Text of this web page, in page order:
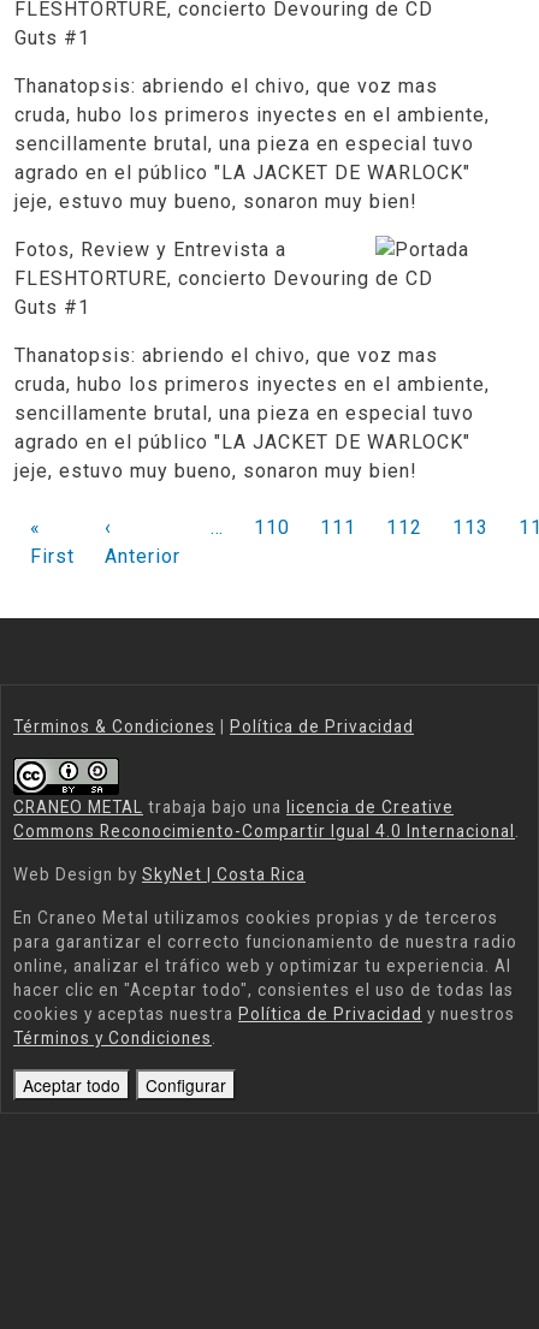
FLESHTORTURE, concierto Devouring
Guts #1
Thanatopsis: abriendo el chivo, que voz mas
cruda, hubo los primeros inyectes en el ambiente,
sencillamente brutal, una pieza en especial tuvo
agrado en el público "LA JACKET DE WARLOCK"
jeje, estuvo muy bueno, sonaron muy bien!
Fotos, Review y Entrevista a
FLESHTORTURE, concierto Devouring
Guts #1
Thanatopsis: abriendo el chivo, que voz mas
cruda, hubo los primeros inyectes en el ambiente,
sencillamente brutal, una pieza en especial tuvo
agrado en el público "LA JACKET DE WARLOCK"
jeje, estuvo muy bueno, sonaron muy bien!
PAGINACIÓN
«
First Primera página
‹
Anterior
… 110 111 112 113
Términos & Condiciones | Política de Privacidad
CRANEO METAL trabaja bajo una licencia de Creative
Commons Reconocimiento-Compartir Igual 4.0 Internacional
Web Design by SkyNet | Costa Rica
En Craneo Metal utilizamos cookies propias y de terceros
para garantizar el correcto funcionamiento de nuestra radio
online, analizar el tráfico web y optimizar tu experiencia. Al
hacer clic en "Aceptar todo", consientes el uso de todas las
cookies y aceptas nuestra Política de Privacidad y nuestros
Términos y Condiciones
Aceptar todo Configurar